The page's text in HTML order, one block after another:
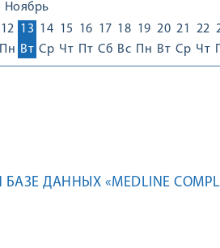
Ноябрь
12
Пн
13
Вт
14
Ср
15
Чт
16
Пт
17
Сб
18
Вс
19
Пн
20
Вт
21
Ср
22
Чт
ДАННЫХ «MEDLINE